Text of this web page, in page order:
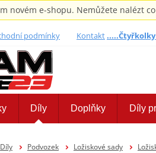
novém e-shopu. Nemůžete nalézt
podmínky Kontakt.....Čtyřkolky
Díly Doplňky Díly
Díly Podvozek Ložiskové sady